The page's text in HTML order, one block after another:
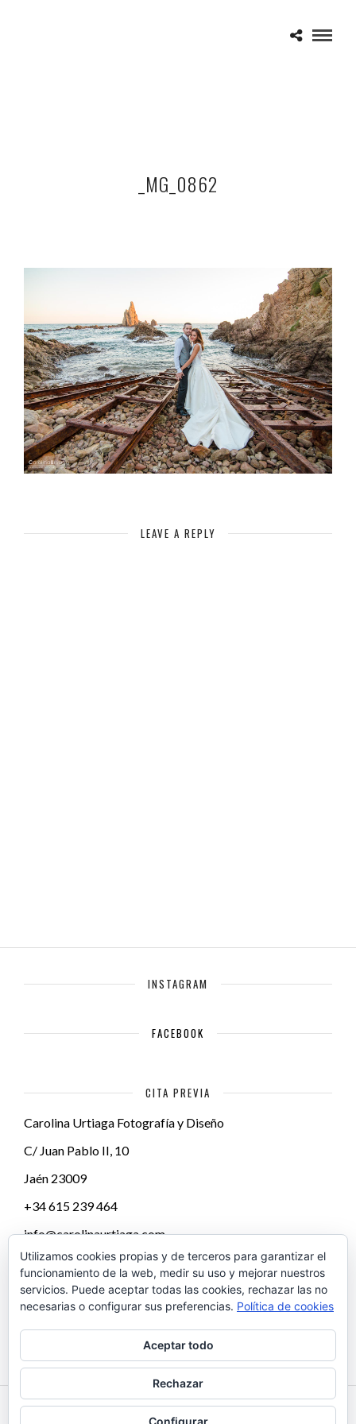
_MG_0862
LEAVE A REPLY
INSTAGRAM
FACEBOOK
CITA PREVIA
Carolina Urtiaga Fotografía y Diseño
C/ Juan Pablo II, 10
Jaén 23009
+34 615 239 464
info@carolinaurtiaga.com
Utilizamos cookies propias y de terceros para garantizar el
funcionamiento de la web, medir su uso y mejorar nuestros
servicios. Puede aceptar todas las cookies, rechazar las no
necesarias o configurar sus preferencias. Política de cookies
Aceptar todo
Rechazar
Configurar